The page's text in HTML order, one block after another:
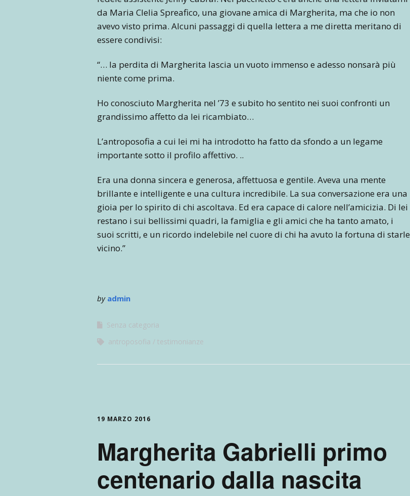
da Maria Clelia Spreafico, una giovane amica di Margherita, ma che io non
avevo visto prima. Alcuni passaggi di quella lettera a me diretta meritano di
essere condivisi:
“… la perdita di Margherita lascia un vuoto immenso e adesso nonsarà più
niente come prima.
Ho conosciuto Margherita nel ’73 e subito ho sentito nei suoi confronti un
grandissimo affetto da lei ricambiato…
L’antroposofia a cui lei mi ha introdotto ha fatto da sfondo a un legame
importante sotto il profilo affettivo. ..
Era una donna sincera e generosa, affettuosa e gentile. Aveva una mente
brillante e intelligente e una cultura incredibile. La sua conversazione era una
gioia per lo spirito di chi ascoltava. Ed era capace di calore nell’amicizia. Di lei
restano i sui bellissimi quadri, la famiglia e gli amici che ha tanto amato, i
suoi scritti, e un ricordo indelebile nel cuore di chi ha avuto la fortuna di starle
vicino.”
by admin
Senza categoria
antroposofia
testimonianze
19 MARZO 2016
Margherita Gabrielli primo
centenario dalla nascita